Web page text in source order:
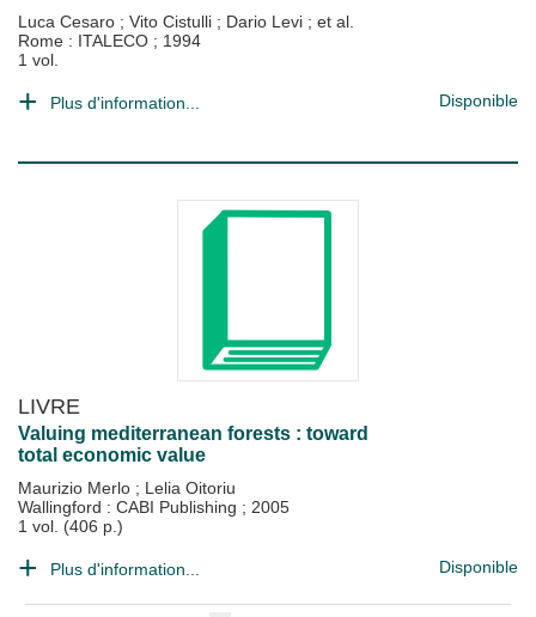
Luca Cesaro ; Vito Cistulli ; Dario Levi ; et al.
Rome : ITALECO ; 1994
1 vol.
Plus d'information... Disponible
LIVRE
Valuing mediterranean forests : toward
total economic value
Maurizio Merlo ; Lelia Oitoriu
Wallingford : CABI Publishing ; 2005
1 vol. (406 p.)
Plus d'information... Disponible